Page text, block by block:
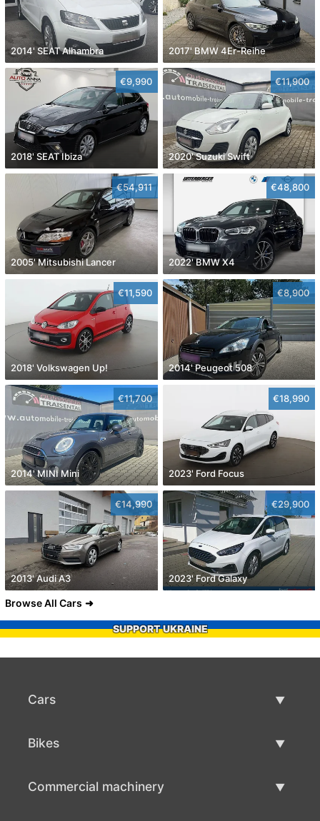
2014' SEAT Alhambra 2017' BMW 4Er-Reihe
€9,990
2018' SEAT Ibiza
€11,900
2020' Suzuki Swift
€54,911
2005' Mitsubishi Lancer
€48,800
2022' BMW X4
€11,590
2018' Volkswagen Up!
€8,900
2014' Peugeot 508
€11,700
2014' MINI Mini
€18,990
2023' Ford Focus
€14,990
2013' Audi A3
€29,900
2023' Ford Galaxy
Browse All Cars
SUPPORT UKRAINE
Cars
Bikes
Commercial machinery